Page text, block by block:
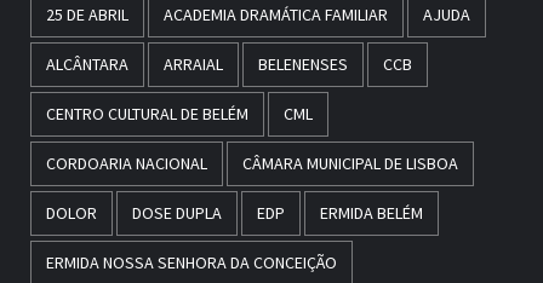
25 DE ABRIL ACADEMIA DRAMÁTICA FAMILIAR AJUDA
ALCÂNTARA ARRAIAL BELENENSES CCB
CENTRO CULTURAL DE BELÉM CML
CORDOARIA NACIONAL CÂMARA MUNICIPAL DE LISBOA
DOLOR DOSE DUPLA EDP ERMIDA BELÉM
ERMIDA NOSSA SENHORA DA CONCEIÇÃO